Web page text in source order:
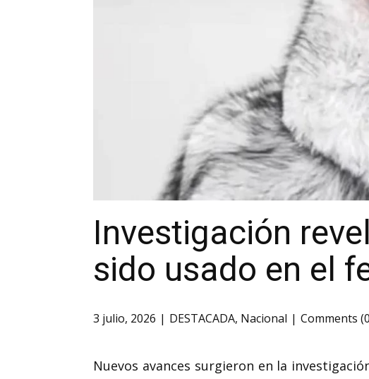
Investigación
sido usado en el
3 julio, 2026 DESTACADA, Nacional Comments
Nuevos avances surgieron en la